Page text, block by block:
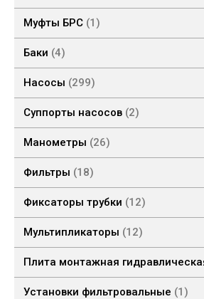
Муфты БРС 1
Баки 4
Насосы 299
Суппорты насосов 2
Манометры 26
Фильтры 18
Фиксаторы трубки 12
Мультипликаторы 12
Плита монтажная
Установки фильтровальные 1